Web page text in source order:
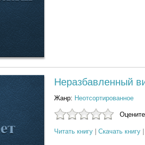
Неразбавленный
Жанр: Неотсортированное
Читать книгу Скачать книгу